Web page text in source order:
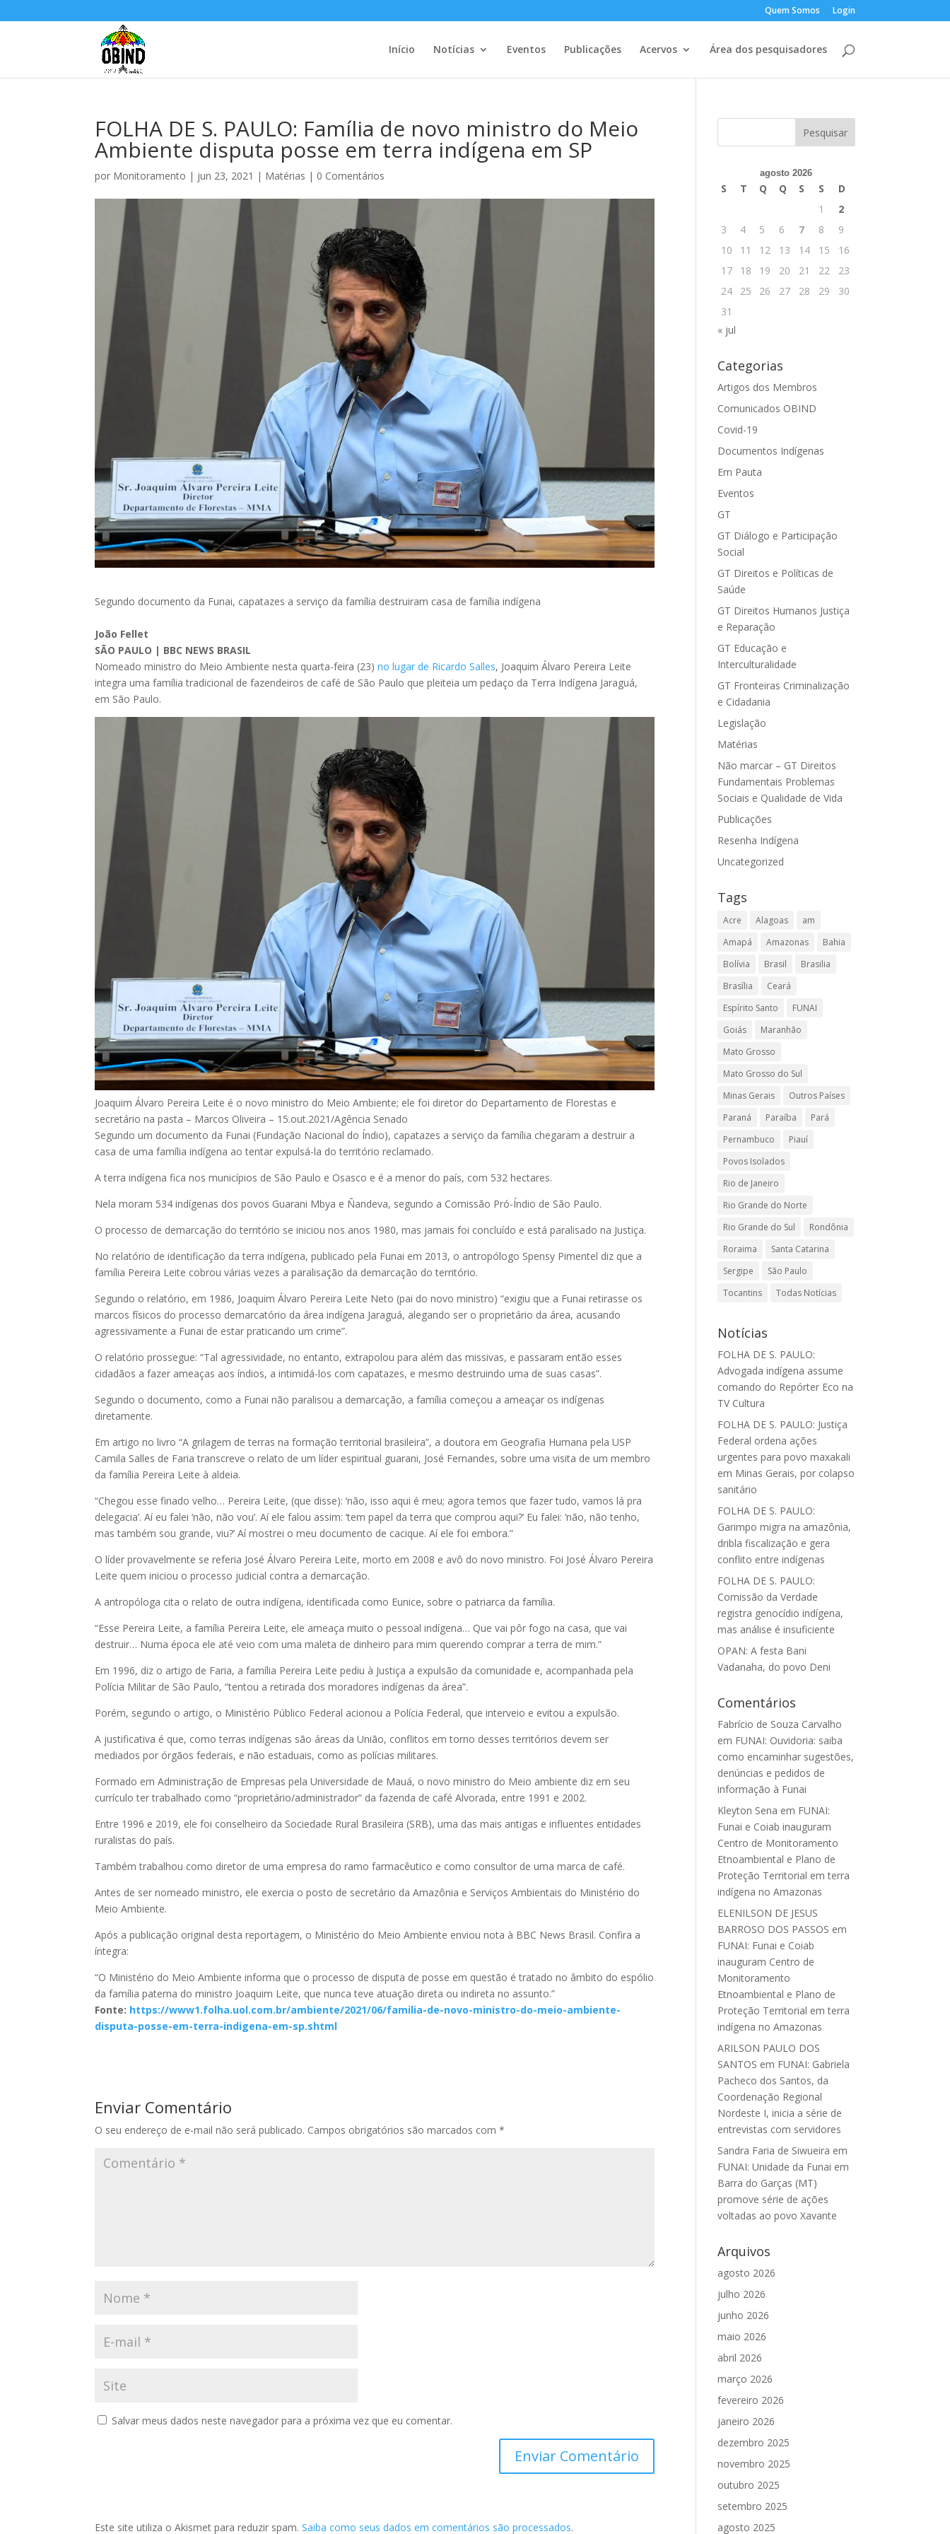
Quem Somos Login
Início Notícias Eventos Publicações Acervos Área dos pesquisadores
FOLHA DE S. PAULO: Família de novo ministro do Meio
Ambiente disputa posse em terra indígena em SP
por Monitoramento | jun 23, 2021 | Matérias | 0 Comentários
Segundo documento da Funai, capatazes a serviço da família destruiram casa de família indígena
João Fellet
SÃO PAULO | BBC NEWS BRASIL
Nomeado ministro do Meio Ambiente nesta quarta-feira (23)no lugar de Ricardo Salles, Joaquim Álvaro Pereira Leite
integra uma família tradicional de fazendeiros de café de São Paulo que pleiteia um pedaço da Terra Indígena Jaraguá,
em São Paulo.
Joaquim Álvaro Pereira Leite é o novo ministro do Meio Ambiente; ele foi diretor do Departamento de Florestas e
secretário na pasta – Marcos Oliveira – 15.out.2021/Agência Senado
Segundo um documento da Funai (Fundação Nacional do Índio), capatazes a serviço da família chegaram a destruir a
casa de uma família indígena ao tentar expulsá-la do território reclamado.
A terra indígena fica nos municípios de São Paulo e Osasco e é a menor do país, com 532 hectares.
Nela moram 534 indígenas dos povos Guarani Mbya e Ñandeva, segundo a Comissão Pró-Índio de São Paulo.
O processo de demarcação do território se iniciou nos anos 1980, mas jamais foi concluído e está paralisado na Justiça.
No relatório de identificação da terra indígena, publicado pela Funai em 2013, o antropólogo Spensy Pimentel diz que a
família Pereira Leite cobrou várias vezes a paralisação da demarcação do território.
Segundo o relatório, em 1986, Joaquim Álvaro Pereira Leite Neto (pai do novo ministro) “exigiu que a Funai retirasse os
marcos físicos do processo demarcatório da área indígena Jaraguá, alegando ser o proprietário da área, acusando
agressivamente a Funai de estar praticando um crime”.
O relatório prossegue: “Tal agressividade, no entanto, extrapolou para além das missivas, e passaram então esses
cidadãos a fazer ameaças aos índios, a intimidá-los com capatazes, e mesmo destruindo uma de suas casas”.
Segundo o documento, como a Funai não paralisou a demarcação, a família começou a ameaçar os indígenas
diretamente.
Em artigo no livro “A grilagem de terras na formação territorial brasileira”, a doutora em Geografia Humana pela USP
Camila Salles de Faria transcreve o relato de um líder espiritual guarani, José Fernandes, sobre uma visita de um membro
da família Pereira Leite à aldeia.
“Chegou esse finado velho… Pereira Leite, (que disse): ‘não, isso aqui é meu; agora temos que fazer tudo, vamos lá pra
delegacia’. Aí eu falei ‘não, não vou’. Aí ele falou assim: ‘tem papel da terra que comprou aqui?’ Eu falei: ‘não, não tenho,
mas também sou grande, viu?’ Aí mostrei o meu documento de cacique. Aí ele foi embora.”
O líder provavelmente se referia José Álvaro Pereira Leite, morto em 2008 e avô do novo ministro. Foi José Álvaro Pereira
Leite quem iniciou o processo judicial contra a demarcação.
A antropóloga cita o relato de outra indígena, identificada como Eunice, sobre o patriarca da família.
“Esse Pereira Leite, a família Pereira Leite, ele ameaça muito o pessoal indígena… Que vai pôr fogo na casa, que vai
destruir… Numa época ele até veio com uma maleta de dinheiro para mim querendo comprar a terra de mim.”
Em 1996, diz o artigo de Faria, a família Pereira Leite pediu à Justiça a expulsão da comunidade e, acompanhada pela
Polícia Militar de São Paulo, “tentou a retirada dos moradores indígenas da área”.
Porém, segundo o artigo, o Ministério Público Federal acionou a Polícia Federal, que interveio e evitou a expulsão.
A justificativa é que, como terras indígenas são áreas da União, conflitos em torno desses territórios devem ser
mediados por órgãos federais, e não estaduais, como as polícias militares.
Formado em Administração de Empresas pela Universidade de Mauá, o novo ministro do Meio ambiente diz em seu
currículo ter trabalhado como “proprietário/administrador” da fazenda de café Alvorada, entre 1991 e 2002.
Entre 1996 e 2019, ele foi conselheiro da Sociedade Rural Brasileira (SRB), uma das mais antigas e influentes entidades
ruralistas do país.
Também trabalhou como diretor de uma empresa do ramo farmacêutico e como consultor de uma marca de café.
Antes de ser nomeado ministro, ele exercia o posto de secretário da Amazônia e Serviços Ambientais do Ministério do
Meio Ambiente.
Após a publicação original desta reportagem, o Ministério do Meio Ambiente enviou nota à BBC News Brasil. Confira a
íntegra:
“O Ministério do Meio Ambiente informa que o processo de disputa de posse em questão é tratado no âmbito do espólio
da família paterna do ministro Joaquim Leite, que nunca teve atuação direta ou indireta no assunto.”
Fonte: https://www1.folha.uol.com.br/ambiente/2021/06/familia-de-novo-ministro-do-meio-ambiente-
disputa-posse-em-terra-indigena-em-sp.shtml
Enviar Comentário
O seu endereço de e-mail não será publicado. Campos obrigatórios são marcados com*
Salvar meus dados neste navegador para a próxima vez que eu comentar.
Este site utiliza o Akismet para reduzir spam.Saiba como seus dados em comentários são processados.
agosto 2026
S T Q Q S S
D
1
2
3
4 5 6 7 8
9
10
11 12 13 14 15
16
17
18 19 20 21 22
23
24
25 26 27 28 29
30
31
« jul
Categorias
Artigos dos Membros
Comunicados OBIND
Covid-19
Documentos Indígenas
Em Pauta
Eventos
GT
GT Diálogo e Participação
Social
GT Direitos e Políticas de
Saúde
GT Direitos Humanos Justiça
e Reparação
GT Educação e
Interculturalidade
GT Fronteiras Criminalização
e Cidadania
Legislação
Matérias
Não marcar – GT Direitos
Fundamentais Problemas
Sociais e Qualidade de Vida
Publicações
Resenha Indígena
Uncategorized
Tags
Acre Alagoas
am
Amapá
Amazonas
Bahia
Bolívia
Brasil
Brasilia
Brasília
Ceará
Espírito Santo
FUNAI
Goiás
Maranhão
Mato Grosso
Mato Grosso do Sul
Minas Gerais
Outros Países
Paraná
Paraíba
Pará
Pernambuco
Piauí
Povos Isolados
Rio de Janeiro
Rio Grande do Norte
Rio Grande do Sul
Rondônia
Roraima
Santa Catarina
Sergipe
São Paulo
Tocantins
Todas Notícias
Notícias
FOLHA DE S. PAULO:
Advogada indígena assume
comando do Repórter Eco na
TV Cultura
FOLHA DE S. PAULO: Justiça
Federal ordena ações
urgentes para povo maxakali
em Minas Gerais, por colapso
sanitário
FOLHA DE S. PAULO:
Garimpo migra na amazônia,
dribla fiscalização e gera
conflito entre indígenas
FOLHA DE S. PAULO:
Comissão da Verdade
registra genocídio indígena,
mas análise é insuficiente
OPAN: A festa Bani
Vadanaha, do povo Deni
Comentários
Fabrício de Souza Carvalho
em FUNAI: Ouvidoria: saiba
como encaminhar sugestões,
denúncias e pedidos de
informação à Funai
Kleyton Sena em FUNAI:
Funai e Coiab inauguram
Centro de Monitoramento
Etnoambiental e Plano de
Proteção Territorial em terra
indígena no Amazonas
ELENILSON DE JESUS
BARROSO DOS PASSOS em
FUNAI: Funai e Coiab
inauguram Centro de
Monitoramento
Etnoambiental e Plano de
Proteção Territorial em terra
indígena no Amazonas
ARILSON PAULO DOS
SANTOS em FUNAI: Gabriela
Pacheco dos Santos, da
Coordenação Regional
Nordeste I, inicia a série de
entrevistas com servidores
Sandra Faria de Siwueira em
FUNAI: Unidade da Funai em
Barra do Garças (MT)
promove série de ações
voltadas ao povo Xavante
Arquivos
agosto 2026
julho 2026
junho 2026
maio 2026
abril 2026
março 2026
fevereiro 2026
janeiro 2026
dezembro 2025
novembro 2025
outubro 2025
setembro 2025
agosto 2025